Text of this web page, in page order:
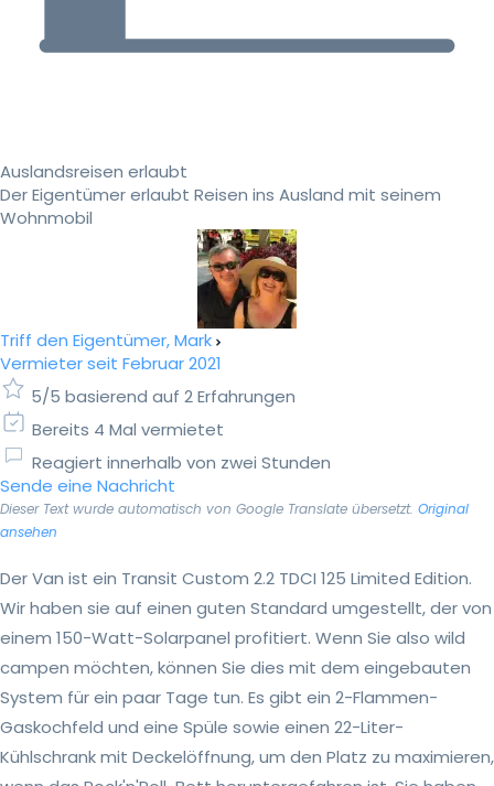
Auslandsreisen erlaubt
Der Eigentümer erlaubt Reisen ins Ausland mit seinem
Wohnmobil
Triff den Eigentümer, Mark
Vermieter seit Februar 2021
5/5 basierend auf 2 Erfahrungen
Bereits 4 Mal vermietet
Reagiert innerhalb von zwei Stunden
Sende eine Nachricht
Dieser Text wurde automatisch von Google Translate übersetzt. Original
ansehen
Der Van ist ein Transit Custom 2.2 TDCI 125 Limited Edition.
Wir haben sie auf einen guten Standard umgestellt, der von
einem 150-Watt-Solarpanel profitiert. Wenn Sie also wild
campen möchten, können Sie dies mit dem eingebauten
System für ein paar Tage tun. Es gibt ein 2-Flammen-
Gaskochfeld und eine Spüle sowie einen 22-Liter-
Kühlschrank mit Deckelöffnung, um den Platz zu maximieren,